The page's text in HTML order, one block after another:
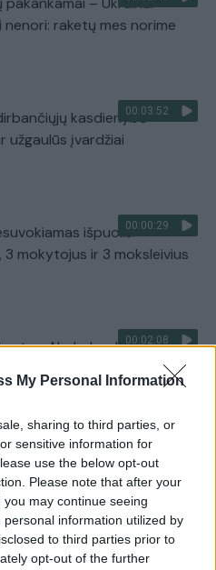
My Personal Information
sharing to third parties, or
sensitive information for
use the below opt-out
Please note that after your
may continue seeing
information utilized by
to third parties prior to
opt-out of the further
nenori: raketų mes norime
00:03:52
kasdienybė –
užgaulūs įvardžiai
00:00:29
išpuolis:
mokytojus ir 3 moksleivius
00:02:08
Nyderlanduose
įrašai